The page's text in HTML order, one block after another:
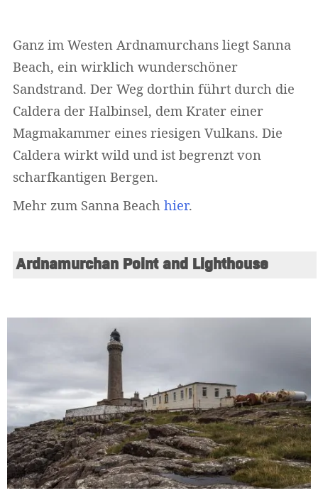
Ganz im Westen Ardnamurchans liegt Sanna
Beach, ein wirklich wunderschöner
Sandstrand. Der Weg dorthin führt durch die
Caldera der Halbinsel, dem Krater einer
Magmakammer eines riesigen Vulkans. Die
Caldera wirkt wild und ist begrenzt von
scharfkantigen Bergen.
Mehr zum Sanna Beach hier.
Ardnamurchan Point and Lighthouse